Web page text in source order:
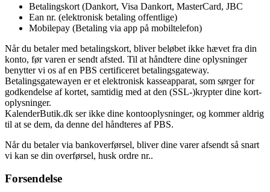
Betalingskort (Dankort, Visa Dankort, MasterCard, JBC
Ean nr. (elektronisk betaling offentlige)
Mobilepay (Betaling via app på mobiltelefon)
Når du betaler med betalingskort, bliver beløbet ikke hævet fra din
konto, før varen er sendt afsted. Til at håndtere dine oplysninger
benytter vi os af en PBS certificeret betalingsgateway.
Betalingsgatewayen er et elektronisk kasseapparat, som sørger for
godkendelse af kortet, samtidig med at den (SSL-)krypter dine kort-
oplysninger.
KalenderButik.dk ser ikke dine kontooplysninger, og kommer aldrig
til at se dem, da denne del håndteres af PBS.
Når du betaler via bankoverførsel, bliver dine varer afsendt så snart
vi kan se din overførsel, husk ordre nr..
Forsendelse